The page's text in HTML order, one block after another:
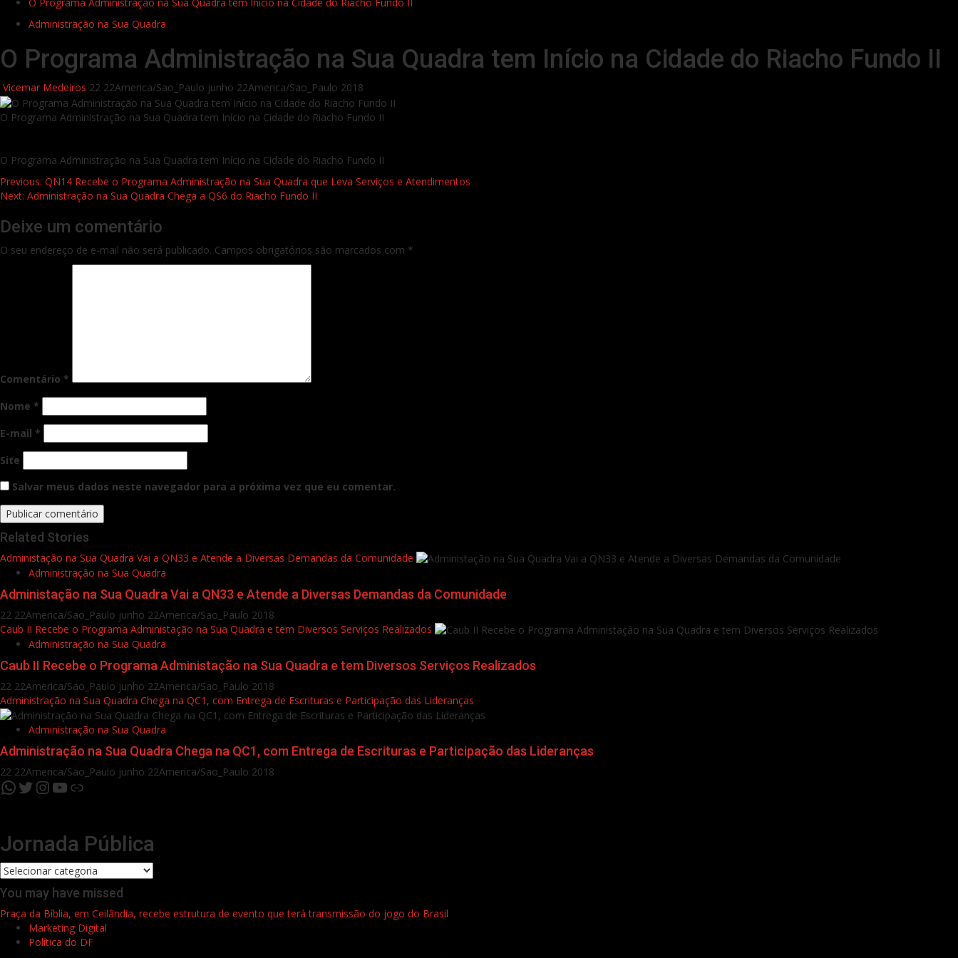
Administração na Sua Quadra
O Programa Administração na Sua Quadra tem Início na Cidade do Riacho Fundo II
Vicemar Medeiros 22 22America/Sao_Paulo junho 22America/Sao_Paulo 2018
O Programa Administração na Sua Quadra tem Início na Cidade do Riacho Fundo II
O Programa Administração na Sua Quadra tem Início na Cidade do Riacho Fundo II
Continue
Previous: QN14 Recebe o Programa Administração na Sua Quadra que Leva Serviços e Atendimentos
Next: Administração na Sua Quadra Chega a QS6 do Riacho Fundo II
Deixe um comentário
O seu endereço de e-mail não será publicado. Campos obrigatórios são marcados com *
Comentário *
Nome *
E-mail *
Site
Salvar meus dados neste navegador para a próxima vez que eu comentar.
Related Stories
Administação na Sua Quadra Vai a QN33 e Atende a Diversas Demandas da Comunidade
Administração na Sua Quadra
Administação na Sua Quadra Vai a QN33 e Atende a Diversas Demandas da Comunidade
22 22America/Sao_Paulo junho 22America/Sao_Paulo 2018
Caub II Recebe o Programa Administação na Sua Quadra e tem Diversos Serviços Realizados
Administração na Sua Quadra
Caub II Recebe o Programa Administação na Sua Quadra e tem Diversos Serviços Realizados
22 22America/Sao_Paulo junho 22America/Sao_Paulo 2018
Administração na Sua Quadra Chega na QC1, com Entrega de Escrituras e Participação das Lideranças
Administração na Sua Quadra
Administração na Sua Quadra Chega na QC1, com Entrega de Escrituras e Participação das Lideranças
22 22America/Sao_Paulo junho 22America/Sao_Paulo 2018
WhatsApp
Twitter
Instagram
YouTube
Link
Jornada Pública
Jornada
Pública
You may have missed
Praça da Bíblia, em Ceilândia, recebe estrutura de evento que terá transmissão do jogo do Brasil
Marketing Digital
Política do DF